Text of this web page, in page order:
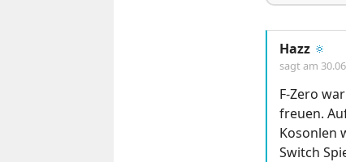
Hazz 🔅
sagt am
F-Zero
freuen.
Kosonlen
Switch